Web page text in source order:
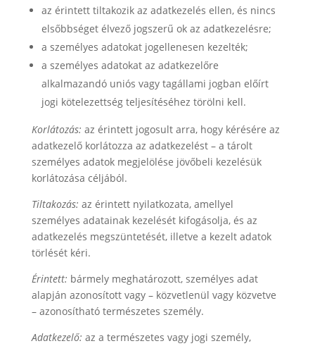
az érintett tiltakozik az adatkezelés ellen, és nincs
elsőbbséget élvező jogszerű ok az adatkezelésre;
a személyes adatokat jogellenesen kezelték;
a személyes adatokat az adatkezelőre
alkalmazandó uniós vagy tagállami jogban előírt
jogi kötelezettség teljesítéséhez törölni kell.
Korlátozás: az érintett jogosult arra, hogy kérésére az
adatkezelő korlátozza az adatkezelést – a tárolt
személyes adatok megjelölése jövőbeli kezelésük
korlátozása céljából.
Tiltakozás: az érintett nyilatkozata, amellyel
személyes adatainak kezelését kifogásolja, és az
adatkezelés megszüntetését, illetve a kezelt adatok
törlését kéri.
Érintett: bármely meghatározott, személyes adat
alapján azonosított vagy – közvetlenül vagy közvetve
– azonosítható természetes személy.
Adatkezelő: az a természetes vagy jogi személy,